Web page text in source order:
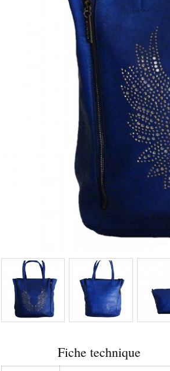
Fiche technique